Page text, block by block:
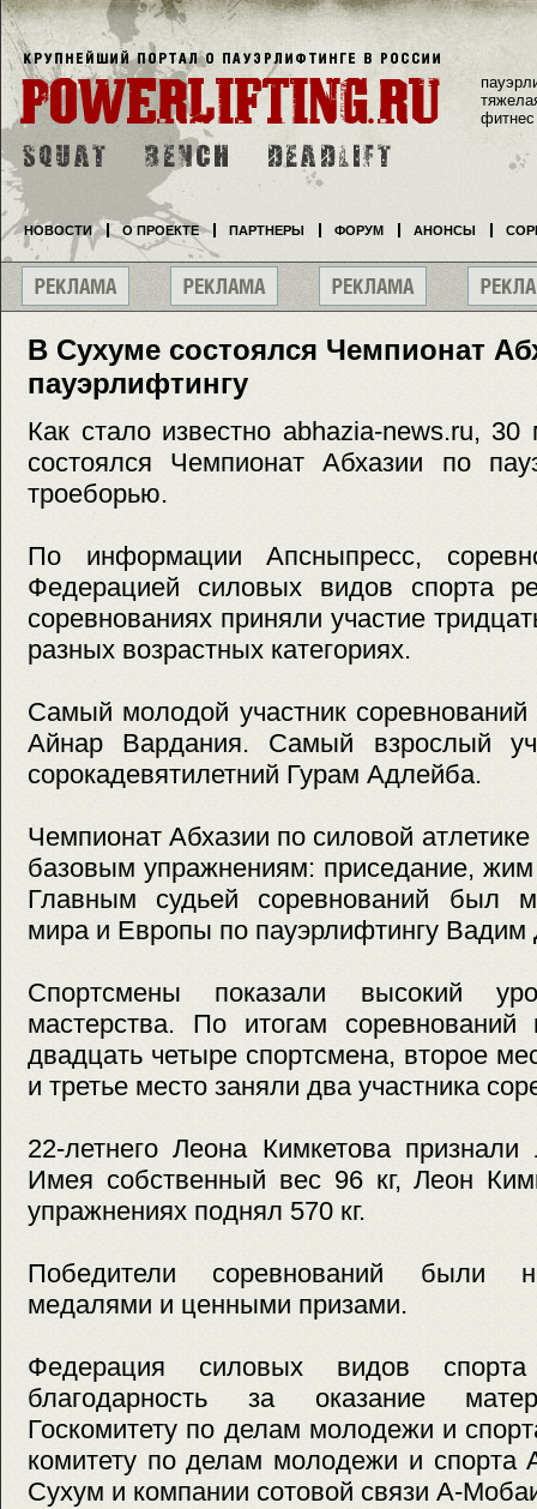
В Сухуме состоялся Чемпионат
пауэрлифтингу
Как стало известно abhazia-news.ru,
состоялся Чемпионат Абхазии по
троеборью.
По информации Апсныпресс,
Федерацией силовых видов спорта
соревнованиях приняли участие
разных возрастных категориях.
Самый молодой участник соревнований
Айнар Вардания. Самый взрослый
сорокадевятилетний Гурам Адлейба.
Чемпионат Абхазии по силовой
базовым упражнениям: приседание, жим
Главным судьей соревнований был
мира и Европы по пауэрлифтингу Вадим
Спортсмены показали высокий
мастерства. По итогам
двадцать четыре спортсмена, второе
и третье место заняли два участника
22-летнего Леона Кимкетова
Имея собственный вес 96 кг, Леон
упражнениях поднял 570 кг.
Победители соревнований были
медалями и ценными призами.
Федерация силовых видов
благодарность за оказание
Госкомитету по делам молодежи и
комитету по делам молодежи и спорта
Сухум и компании сотовой связи А-
фитнес
НОВОСТИ О ПРОЕКТЕ ПАРТНЕРЫ ФОРУМ АНОНСЫ